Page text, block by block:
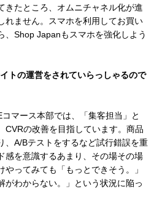
きたところ、オムニチャネル化が進
れません。スマホを利用してお買い
、Shop Japanもスマホを強化しよう
トの運営をされていらっしゃるので
マース本部では、「集客担当」と
CVRの改善を目指しています。商品
、A/Bテストをするなど試行錯誤を重
感を意識するあまり、その場その場
ってみても「もっとできそう。」
がわからない。」という状況に陥っ